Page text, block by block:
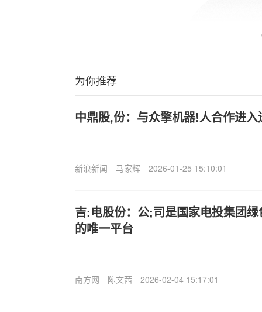
为你推荐
中鼎股,份：与众擎机器!人合作进入
新浪新闻 马家辉 2026-01-25 15:10:01
吉:电股份：公;司是国家电投集团
的唯一平台
南方网 陈文茜 2026-02-04 15:17:01